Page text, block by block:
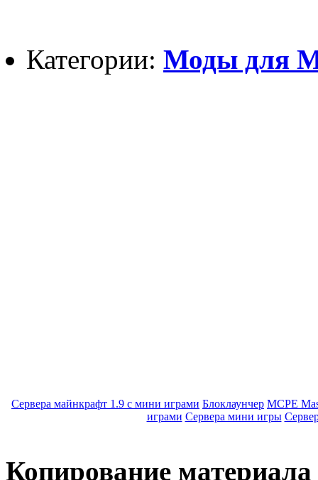
Категории: Моды для
Сервера майнкрафт 1.9 с мини играми Блоклаунчер MCPE
играми Сервера мини игры
Копирование материала